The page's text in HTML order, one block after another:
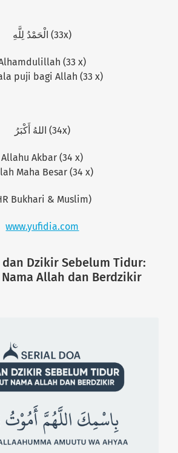
الْحَمْدُ لِلَّهِ (33x)
(33 x)
puji bagi Allah (33 x)
اللهُ أَكْبَرُ (34x)
Allahu Akbar (34 x)
Maha Besar (34 x)
Bukhari & Muslim)
www.yufidia.com
Dzikir Sebelum Tidur:
Allah dan Berdzikir